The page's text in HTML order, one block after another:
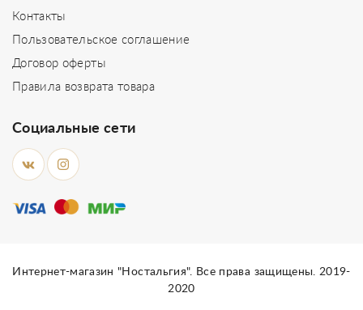
Контакты
Пользовательское соглашение
Договор оферты
Правила возврата товара
Социальные сети
Интернет-магазин "Ностальгия". Все права защищены. 2019-
2020